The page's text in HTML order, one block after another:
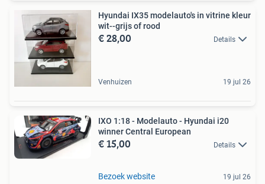
Hyundai IX35 modelauto's in vitrine kleur
wit--grijs of rood
€ 28,00 Details
Venhuizen 19 jul 26
IXO 1:18 - Modelauto - Hyundai i20
winner Central European
€ 15,00 Details
Bezoek website 19 jul 26